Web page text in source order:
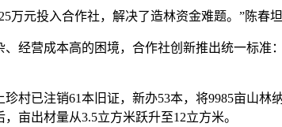
元投入合作社，解决了造林资金难题。”陈春坦
营成本高的困境，合作社创新推出统一标准：
已注销61本旧证，新办53本，将9985亩山林
亩出材量从3.5立方米跃升至12立方米。